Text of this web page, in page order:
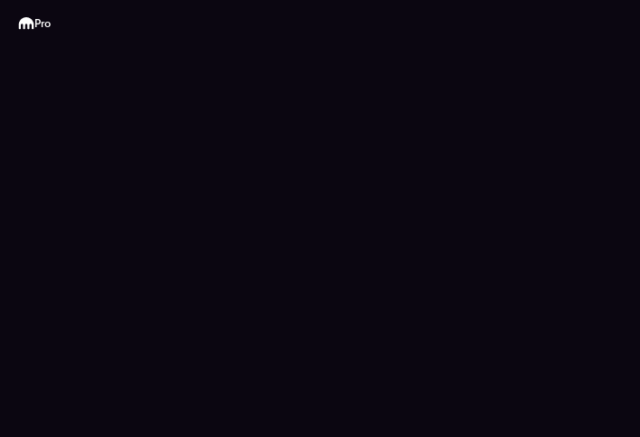
Kraken
Pro